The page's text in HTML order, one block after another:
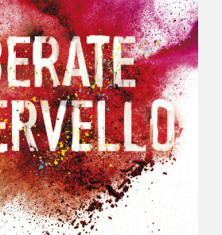
NEWS
CONTATTI